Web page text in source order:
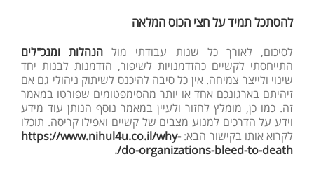
להסתכל תמיד על חצי הכוס המלאה
לסיכום, לאורך כל שנות עבודתי מול הנהלות ומנכ"לים
התייחסתי לקשיים כהזדמנויות לשיפור, הזדמנות לבנות יחד
שינוי ולייצר צמיחה. אין כל סיבה להיכנס לשיתוק ניהולי גם אם
זיהיתם בארגונכם אחד או יותר מהסימפטומים שפורטו במאמר
זה. כמו כן, מומלץ לחזור ולעיין במאמר נוסף הנותן עוד מידע
וידע על הדרכים למנוע מצבים של קשיים ואפילו קריסה. תוכלו
לקרוא אותו בקישור הבא:https://www.nihul4u.co.il/why-
do-organizations-bleed-to-death/
.